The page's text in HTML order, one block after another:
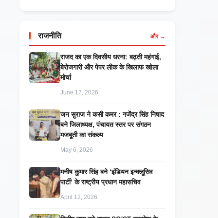
राजनीति और →
राजद का एक दिवसीय धरना: बढ़ती महंगाई,
बेरोजगारी और पेपर लीक के खिलाफ खोला
मोर्चा
June 17, 2026
जन सुराज ने कसी कमर : गजेंद्र सिंह निषाद
बने जिलाध्यक्ष, पंचायत स्तर पर संगठन
मजबूती का संकल्प
May 6, 2026
मनीष कुमार सिंह बने ‘इंडियन इन्क्लूसिव
पार्टी’ के राष्ट्रीय प्रधान महासचिव
April 12, 2026